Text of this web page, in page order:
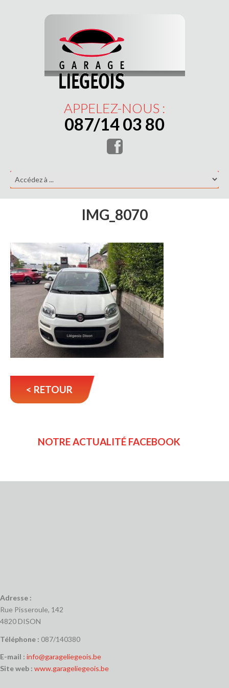
APPELEZ-NOUS :
087/14 03 80
IMG_8070
< RETOUR
NOTRE ACTUALITÉ FACEBOOK
Adresse :
Rue Pisseroule, 142
4820 DISON
Téléphone : 087/140380
E-mail : info@garageliegeois.be
Site web : www.garageliegeois.be